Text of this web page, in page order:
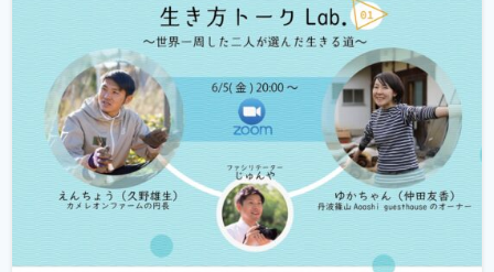
若年人口の減少に直面する地域では学校の統廃合が相次
ぎ、廃校が増加しています。 その中で、丹波市でカフェ・
ベーカリーを営む市島製パン研究所のオーナー 三澤さん
が現在進行中で丹波市青垣町にある旧遠坂小学校を廃校利
活用させ、地域活性させるプロジェ...
続きを読む